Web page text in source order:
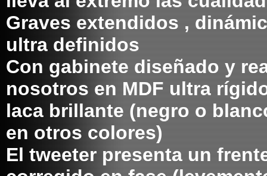
Graves extendidos ,
ultra definidos
Con gabinete diseñado y
nosotros en MDF ultra
laca brillante (negro o
en otros colores)
El tweeter presenta un